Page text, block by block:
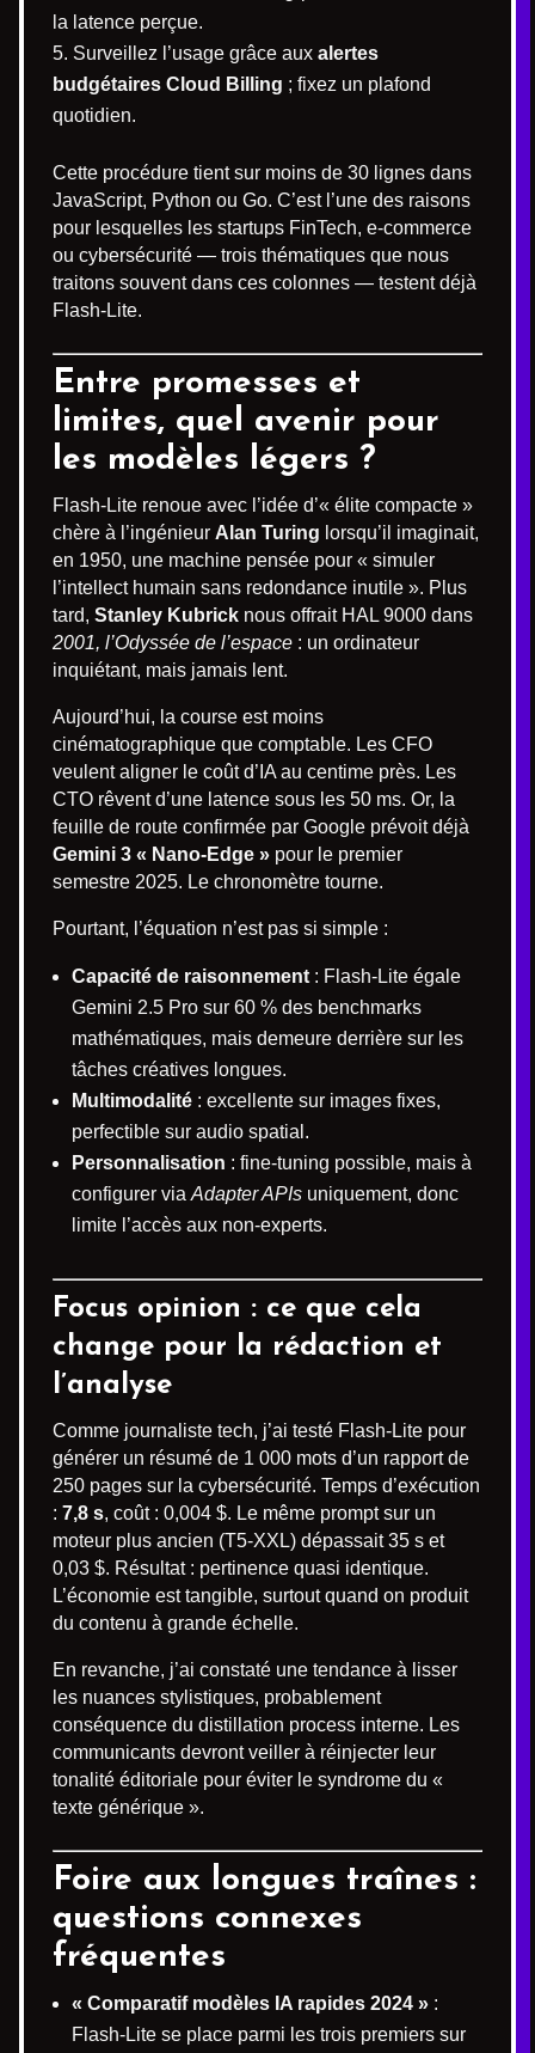
la latence perçue.
Surveillez l’usage grâce aux alertes
budgétaires Cloud Billing ; fixez un plafond
quotidien.
Cette procédure tient sur moins de 30 lignes dans
JavaScript, Python ou Go. C’est l’une des raisons
pour lesquelles les startups FinTech, e-commerce
ou cybersécurité — trois thématiques que nous
traitons souvent dans ces colonnes — testent déjà
Flash-Lite.
Entre promesses et
limites, quel avenir pour
les modèles légers ?
Flash-Lite renoue avec l’idée d’« élite compacte »
chère à l’ingénieur Alan Turing lorsqu’il imaginait,
en 1950, une machine pensée pour « simuler
l’intellect humain sans redondance inutile ». Plus
tard, Stanley Kubrick nous offrait HAL 9000 dans
2001, l’Odyssée de l’espace : un ordinateur
inquiétant, mais jamais lent.
Aujourd’hui, la course est moins
cinématographique que comptable. Les CFO
veulent aligner le coût d’IA au centime près. Les
CTO rêvent d’une latence sous les 50 ms. Or, la
feuille de route confirmée par Google prévoit déjà
Gemini 3 « Nano-Edge » pour le premier
semestre 2025. Le chronomètre tourne.
Pourtant, l’équation n’est pas si simple :
Capacité de raisonnement : Flash-Lite égale
Gemini 2.5 Pro sur 60 % des benchmarks
mathématiques, mais demeure derrière sur les
tâches créatives longues.
Multimodalité : excellente sur images fixes,
perfectible sur audio spatial.
Personnalisation : fine-tuning possible, mais à
configurer via Adapter APIs uniquement, donc
limite l’accès aux non-experts.
Focus opinion : ce que cela
change pour la rédaction et
l’analyse
Comme journaliste tech, j’ai testé Flash-Lite pour
générer un résumé de 1 000 mots d’un rapport de
250 pages sur la cybersécurité. Temps d’exécution
: 7,8 s, coût : 0,004 $. Le même prompt sur un
moteur plus ancien (T5-XXL) dépassait 35 s et
0,03 $. Résultat : pertinence quasi identique.
L’économie est tangible, surtout quand on produit
du contenu à grande échelle.
En revanche, j’ai constaté une tendance à lisser
les nuances stylistiques, probablement
conséquence du distillation process interne. Les
communicants devront veiller à réinjecter leur
tonalité éditoriale pour éviter le syndrome du «
texte générique ».
Foire aux longues traînes :
questions connexes
fréquentes
« Comparatif modèles IA rapides 2024 » :
Flash-Lite se place parmi les trois premiers sur